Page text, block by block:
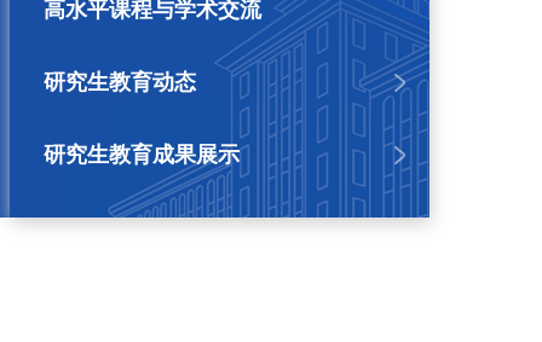
高水平课程与学术交流
研究生教育动态
研究生教育成果展示